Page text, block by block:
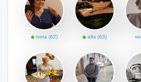
iveta (62) allis (63)